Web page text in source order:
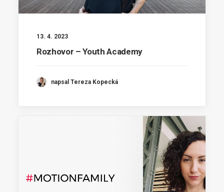
13. 4. 2023
Rozhovor – Youth Academy
napsal Tereza Kopecká